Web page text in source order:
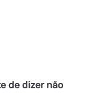
de dizer não